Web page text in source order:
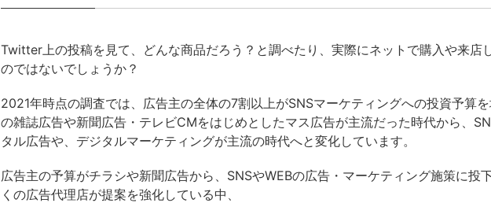
Twitter上の投稿を見て、どんな商品だろう？と調べたり、実際にネットで購入や来店
のではないでしょうか？
2021年時点の調査では、広告主の全体の7割以上がSNSマーケティングへの投資予算
の雑誌広告や新聞広告・テレビCMをはじめとしたマス広告が主流だった時代から、
タル広告や、デジタルマーケティングが主流の時代へと変化しています。
広告主の予算がチラシや新聞広告から、SNSやWEBの広告・マーケティング施策に投
くの広告代理店が提案を強化している中、